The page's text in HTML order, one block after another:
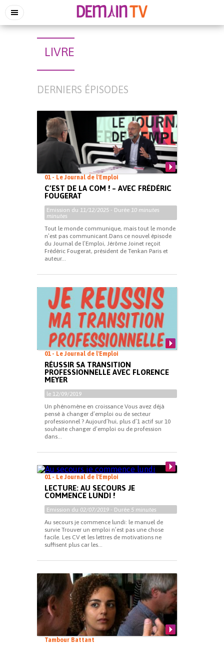
LIVRE
DERNIERS ÉPISODES
01 - Le Journal de l'Emploi
C’EST DE LA COM ! – AVEC FRÉDÉRIC
FOUGERAT
Emission du 11/12/2025 - Durée 10 minutes
minutes
Tout le monde communique, mais tout le monde
n’est pas communicant.Dans ce nouvel épisode
du Journal de l’Emploi, Jérôme Joinet reçoit
Frédéric Fougerat, président de Tenkan Paris et
auteur...
01 - Le Journal de l'Emploi
RÉUSSIR SA TRANSITION
PROFESSIONNELLE AVEC FLORENCE
MEYER
le 12/09/2019
Un phénomène en croissance Vous avez déjà
pensé à changer d’emploi ou de secteur
professionnel ? Aujourd’hui, plus d’1 actif sur 10
souhaite changer d’emploi ou de profession
dans...
01 - Le Journal de l'Emploi
LECTURE: AU SECOURS JE
COMMENCE LUNDI !
Emission du 02/07/2019 - Durée 5 minutes
Au secours je commence lundi: le manuel de
survie Trouver un emploi n’est pas une chose
facile. Les CV et les lettres de motivations ne
suffisent plus car les...
Tambour Battant